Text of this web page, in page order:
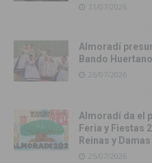
31/07/2026
Almoradí
Bando Huertano
26/07/2026
Almoradí da el
Feria y Fiestas
Reinas y Damas
25/07/2026